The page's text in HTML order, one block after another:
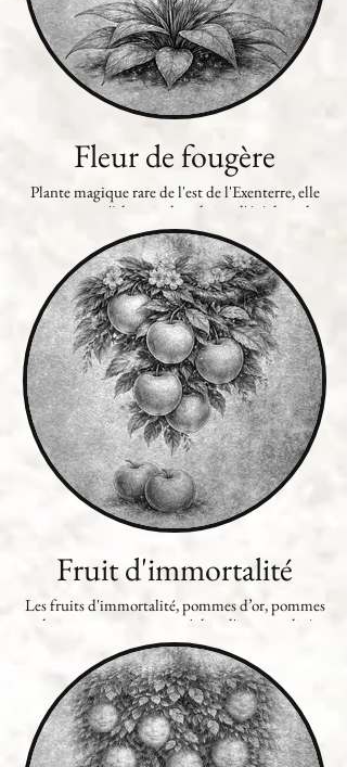
Fleur de fougère
Plante magique rare de l'est de l'Exenterre, elle
ne pousse qu'à la nuit du solstice d'été dans des
lieux isolés et emprunt de magie. Elle permet à
son propriétaire de parler la langue des animaux
et entre également dans la composition de
puissantes potions magiques.
Fruit d'immortalité
Les fruits d'immortalité, pommes d’or, pommes
de jouvence ou encore pêches d'immortalité
sont des fruits merveilleux qui, une fois ingérés,
octroient une grande longévité et améliorent les
capacités physiques et mentales. La mythologie
en fait le secret de la puissance des dieux. On dit
que les arbres les engendrant existeraient
toujours en Orba Fabula, mais seraient rares et
dissimulés en des régions difficiles d'accès.